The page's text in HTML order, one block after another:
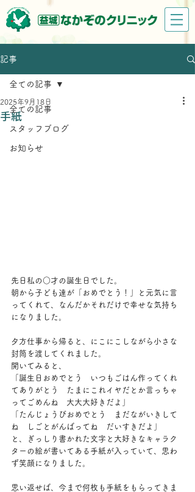
記事
全ての記事
スタッフブログ
お知らせ
全ての記事
手紙
2025年9月18日
先日私の○才の誕生日でした。
朝から子ども達が「おめでとう！」と元気に言
ってくれて、なんだかそれだけで幸せな気持ち
になりました。
夕方仕事から帰ると、にこにこしながら小さな
封筒を渡してくれました。
開いてみると、
「誕生日おめでとう　いつもごはん作ってくれ
てありがとう　たまにこれイヤだとか言っちゃ
ってごめんね　大大大好きだよ」
「たんじょうびおめでとう　まだながいきして
ね　しごとがんばってね　だいすきだよ」
と、ぎっしり書かれた文字と大好きなキャラク
ターの絵が書いてある手紙が入っていて、思わ
ず笑顔になりました。
思い返せば、今まで何枚も手紙をもらってきま